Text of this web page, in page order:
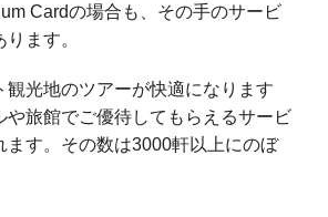
Cardの場合も、その手のサービ
ます。
観光地のツアーが快適になります
や旅館でご優待してもらえるサービ
ます。その数は3000軒以上にのぼ